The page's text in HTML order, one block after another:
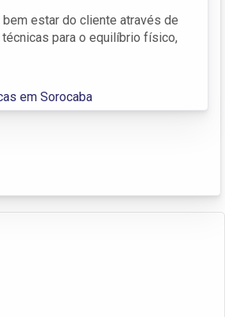
estar do cliente através de
para o equilíbrio físico,
em Sorocaba